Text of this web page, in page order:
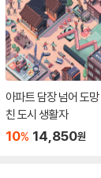
아파트 담장 넘어 도망
친 도시 생활자
10% 14,850원